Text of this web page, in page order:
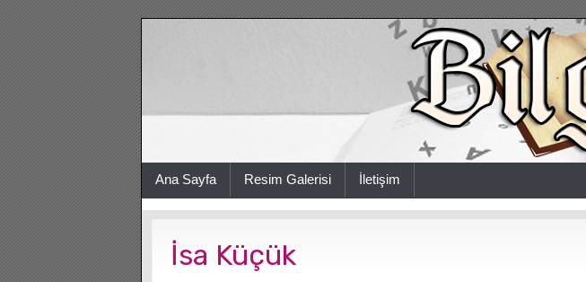
Ana Sayfa Resim Galerisi İletişim
İsa Küçük